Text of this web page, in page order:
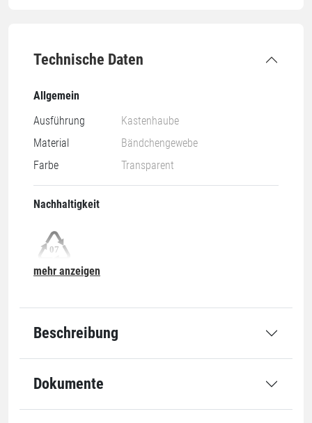
Technische Daten
Allgemein
Ausführung
Kastenhaube
Material
Bändchengewebe
Farbe
Transparent
Nachhaltigkeit
Grundmaße
Länge
1250 mm
Breite
mehr anzeigen
Beschreibung
Dokumente